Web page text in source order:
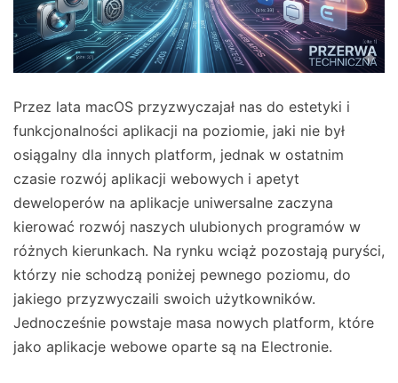
Przez lata macOS przyzwyczajał nas do estetyki i
funkcjonalności aplikacji na poziomie, jaki nie był
osiągalny dla innych platform, jednak w ostatnim
czasie rozwój aplikacji webowych i apetyt
deweloperów na aplikacje uniwersalne zaczyna
kierować rozwój naszych ulubionych programów w
różnych kierunkach. Na rynku wciąż pozostają puryści,
którzy nie schodzą poniżej pewnego poziomu, do
jakiego przyzwyczaili swoich użytkowników.
Jednocześnie powstaje masa nowych platform, które
jako aplikacje webowe oparte są na Electronie.